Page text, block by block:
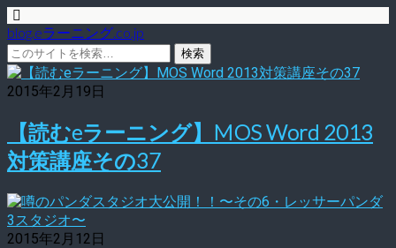
blog.eラーニング.co.jp
2015年2月19日
【読むeラーニング】MOS Word 2013
対策講座その37
2015年2月12日